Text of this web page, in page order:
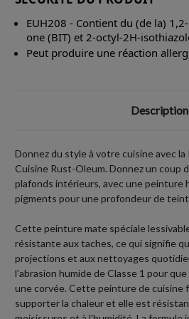
EUH208 - Contient du (de la)
one (BIT) et 2-octyl-2H-
Peut produire une réaction
Description
Donnez du style à votre cuisine avec
Cuisine Rust-Oleum. Donnez un coup
plafonds intérieurs, avec une peinture
pigments pour une profondeur de
Cette peinture mate spéciale
résistante aux taches, ce qui signifie
projections et aux nettoyages
l'abrasion humide de Classe 1 pour
une corvée. Cette peinture de cuisine
supporter la chaleur et elle est